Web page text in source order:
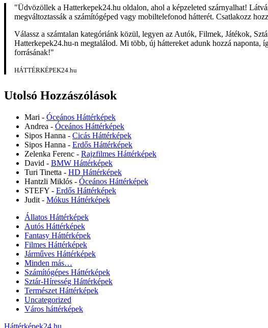
"Üdvözöllek a Hatterkepek24.hu oldalon, ahol a képzeleted szárnyalhat!
megváltoztassák a számítógéped vagy mobiltelefonod hátterét. Csatlakozz
Válassz a számtalan kategóriánk közül, legyen az Autók, Filmek, Játékok,
Hatterkepek24.hu-n megtalálod. Mi több, új háttereket adunk hozzá naponta,
forrásának!"
HÁTTÉRKÉPEK24.hu
Utolsó Hozzászólások
Mari - Óceános Háttérképek
Andrea - Óceános Háttérképek
Sipos Hanna - Cicás Háttérképek
Sipos Hanna - Erdős Háttérképek
Zelenka Ferenc - Rajzfilmes Háttérképek
David - BMW Háttérképek
Turi Tinetta - HD Háttérképek
Hantzli Miklós - Óceános Háttérképek
STEFY - Erdős Háttérképek
Judit - Mókus Háttérképek
Állatos Háttérképek
Autós Háttérképek
Fantasy Háttérképek
Filmes Háttérképek
Járműves Háttérképek
Minden más…
Számítógépes Háttérképek
Sztár-Híresség Háttérképek
Természet Háttérképek
Uncategorized
Város háttérképek
Háttérképek24.hu